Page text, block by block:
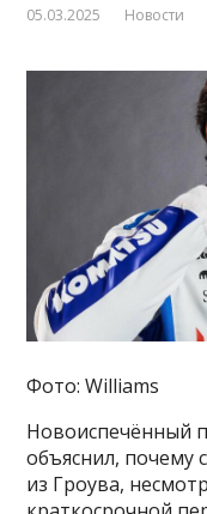
05.03.2025 Новости
Фото: Williams
Новоиспечённый
объяснил, почему
из Гроува,